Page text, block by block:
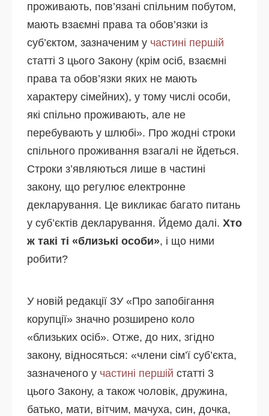
проживають, пов’язані спільним побутом,
мають взаємні права та обов’язки із
суб’єктом, зазначеним у частині першій
статті 3 цього Закону (крім осіб, взаємні
права та обов’язки яких не мають
характеру сімейних), у тому числі особи,
які спільно проживають, але не
перебувають у шлюбі». Про жодні строки
спільного проживання взагалі не йдеться.
Строки з’являються лише в частині
закону, що регулює електронне
декларування. Це викликає багато питань
у суб’єктів декларування. Йдемо далі. Хто
ж такі ті «близькі особи», і що ними
робити?
У новій редакції ЗУ «Про запобігання
корупції» значно розширено коло
«близьких осіб». Отже, до них, згідно
закону, відносяться: «члени сім’ї суб’єкта,
зазначеного у частині першій статті 3
цього Закону, а також чоловік, дружина,
батько, мати, вітчим, мачуха, син, дочка,